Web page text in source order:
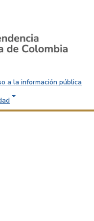
a la información pública